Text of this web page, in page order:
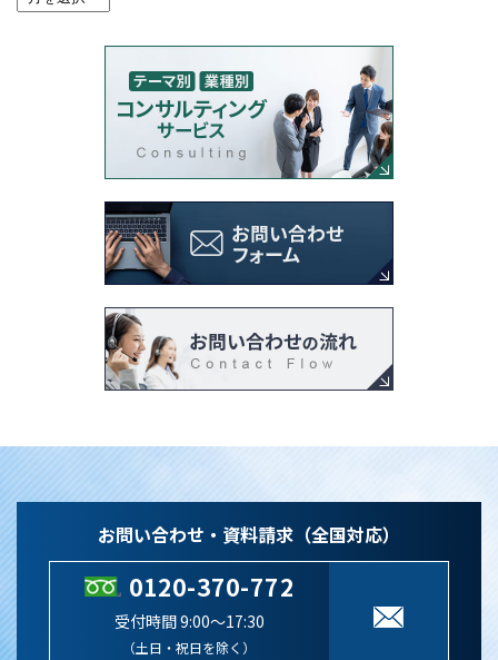
お問い合わせ・資料請求（全国対応）
0120-370-772
受付時間 9:00～17:30
（土日・祝日を除く）